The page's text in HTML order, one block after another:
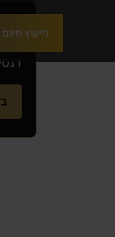
לייעוץ חינם
דנסיה